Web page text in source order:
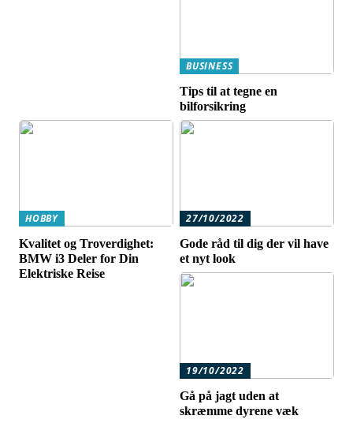
BUSINESS
Tips til at tegne en
bilforsikring
HOBBY
Kvalitet og Troverdighet:
BMW i3 Deler for Din
Elektriske Reise
27/10/2022
Gode råd til dig der vil have
et nyt look
19/10/2022
Gå på jagt uden at
skræmme dyrene væk